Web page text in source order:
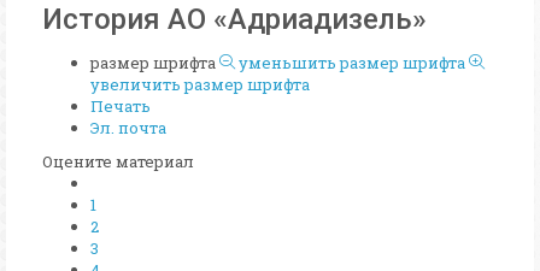
История АО «Адриадизель»
размер шрифта
уменьшить размер шрифта
увеличить размер шрифта
Печать
Эл. почта
Оцените материал
1
2
3